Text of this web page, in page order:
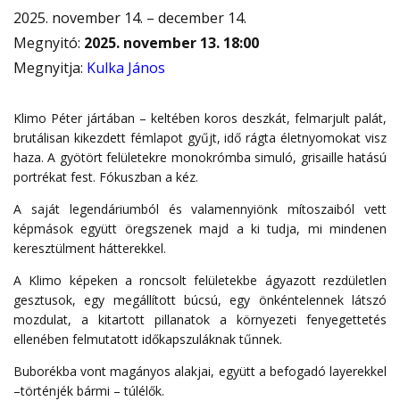
2025. november 14. – december 14.
Megnyitó: 2025. november 13. 18:00
Megnyitja: Kulka János
Klimo Péter jártában – keltében koros deszkát, felmarjult palát,
brutálisan kikezdett fémlapot gyűjt, idő rágta életnyomokat visz
haza. A gyötört felületekre monokrómba simuló, grisaille hatású
portrékat fest. Fókuszban a kéz.
A saját legendáriumból és valamennyiönk mítoszaiból vett
képmások együtt öregszenek majd a ki tudja, mi mindenen
keresztülment hátterekkel.
A Klimo képeken a roncsolt felületekbe ágyazott rezdületlen
gesztusok, egy megállított búcsú, egy önkéntelennek látszó
mozdulat, a kitartott pillanatok a környezeti fenyegettetés
ellenében felmutatott időkapszuláknak tűnnek.
Buborékba vont magányos alakjai, együtt a befogadó layerekkel
–történjék bármi – túlélők.